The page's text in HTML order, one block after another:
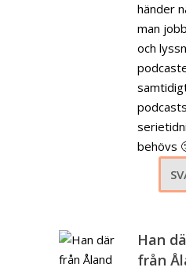
händer
man
och
behövs
Han
från